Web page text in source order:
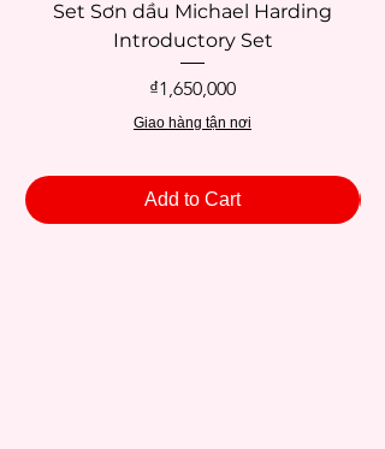
Set Sơn dầu Michael Harding
Introductory Set
Price
₫1,650,000
Giao hàng tận nơi
Add to Cart